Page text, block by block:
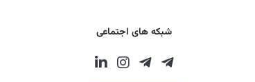
شبکه های اجتماعی